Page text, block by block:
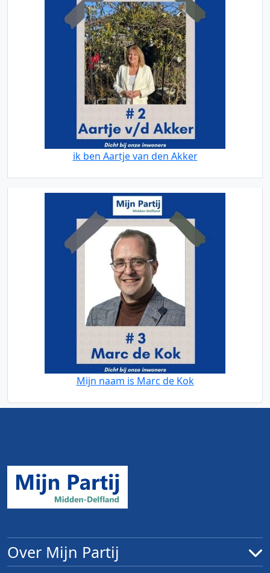
ik ben Aartje van den Akker
Mijn naam is Marc de Kok
Over Mijn Partij